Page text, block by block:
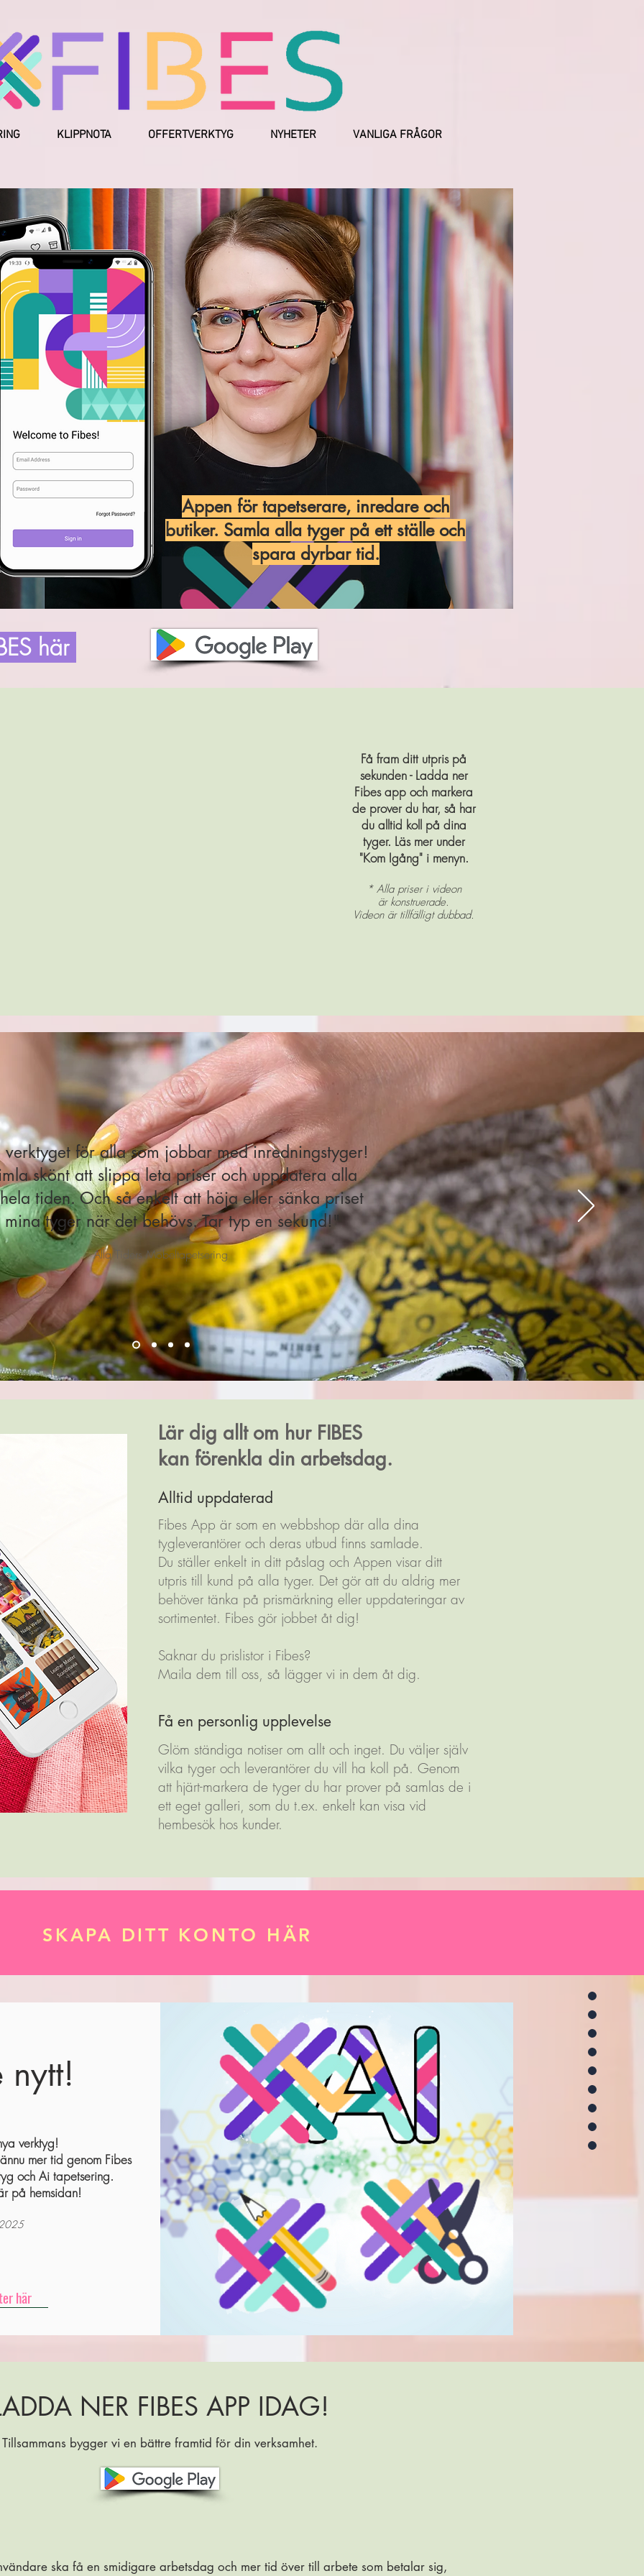
KLIPPNOTA OFFERTVERKTYG NYHETER VANLIGA FRÅGOR
Appen för tapetserare, inredare och
butiker. Samla alla tyger på ett ställe och
spara dyrbar tid.
här
Få fram ditt utpris på
sekunden - Ladda ner
Fibes app och markera
de prover du har, så har
du alltid koll på dina
tyger. Läs mer under
"Kom Igång" i menyn.
* Alla priser i videon
är konstruerade.
Videon är tillfälligt dubbad.
verktyget för alla som jobbar med inredningstyger!
skönt att slippa leta priser och uppdatera alla
tiden. Och så enkelt att höja eller sänka priset
tyger när det behövs. Tar typ en sekund!"
Alla Tiders Möbeltapetsering
Lär dig allt om hur FIBES
kan förenkla din arbetsdag.
Alltid uppdaterad
Fibes App är som en webbshop där alla dina
tygleverantörer och deras utbud finns samlade.
Du ställer enkelt in ditt påslag och Appen visar ditt
utpris till kund på alla tyger. Det gör att du aldrig mer
behöver tänka på prismärkning eller uppdateringar av
sortimentet. Fibes gör jobbet åt dig!
Saknar du prislistor i Fibes?
Maila dem till oss, så lägger vi in dem åt dig.
Få en personlig upplevelse
Glöm ständiga notiser om allt och inget. Du väljer själv
vilka tyger och leverantörer du vill ha koll på. Genom
att hjärt-markera de tyger du har prover på samlas de i
ett eget galleri, som du t.ex. enkelt kan visa vid
hembesök hos kunder.
SKAPA DITT KONTO HÄR
nytt!
verktyg!
mer tid genom Fibes
och Ai tapetsering.
på hemsidan!
här
NER FIBES APP IDAG!
Tillsammans bygger vi en bättre framtid för din verksamhet.
ska få en smidigare arbetsdag och mer tid över till arbete som betalar sig,